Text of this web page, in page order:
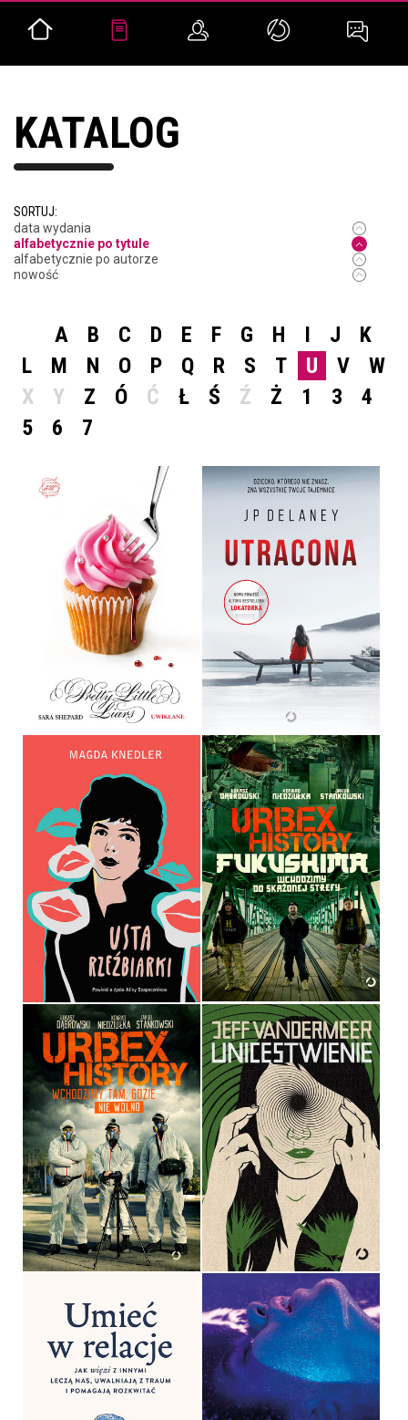
KATALOG
SORTUJ:
data wydania
alfabetycznie po tytule
alfabetycznie po autorze
nowość
A B C D E F G H I J
K
L
M N O P Q R S T U V
W
X
Y Z Ó Ć Ł Ś Ź Ż 1 3
4
5
6 7
UWIKŁANE
SARA SHEPARD
OPRAWA MIĘKKA
32,90 ZŁ
UTRACONA
JP DELANEY
OPRAWA MIĘKKA
49,99 ZŁ
USTA RZEŹBIARKI
MAGDA KNEDLER
OPRAWA TWARDA
49,99 ZŁ
URBEX HISTORY.
FUKUSHIMA
ŁUKASZ DĄBROWSKI,
KONRAD NIEDZIUŁKA, JAKUB
STANKOWSKI
OPRAWA MIĘKKA ZE SKRZYDEŁKAMI
44,90 ZŁ
URBEX HISTORY
ŁUKASZ DĄBROWSKI,
KONRAD NIEDZIUŁKA, JAKUB
STANKOWSKI
OPRAWA MIĘKKA ZE SKRZYDEŁKAMI
44,90 ZŁ
UNICESTWIENIE
JEFF VANDERMEER
OPRAWA MIĘKKA
36,90 ZŁ
UMIEĆ W RELACJE. JAK
WIĘZI Z INNYMI LECZĄ
NAS, UWALNIAJĄ Z
TRAUM I POMAGAJĄ
UKŁAD